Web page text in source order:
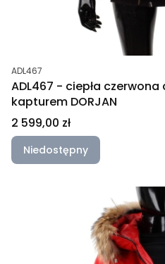
Kod produktu
ADL467
ADL467 - ciepła
kapturem DORJAN
Cena
2 599,00 zł
Niedostępny